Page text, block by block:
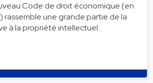
Code de droit économique (en
rassemble une grande partie de la
à la propriété intellectuel…